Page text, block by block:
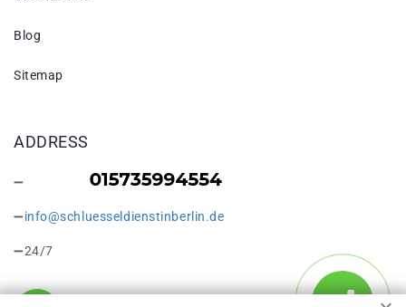
Blog
Sitemap
ADDRESS
info@schluesseldienstinberlin.de
24/7